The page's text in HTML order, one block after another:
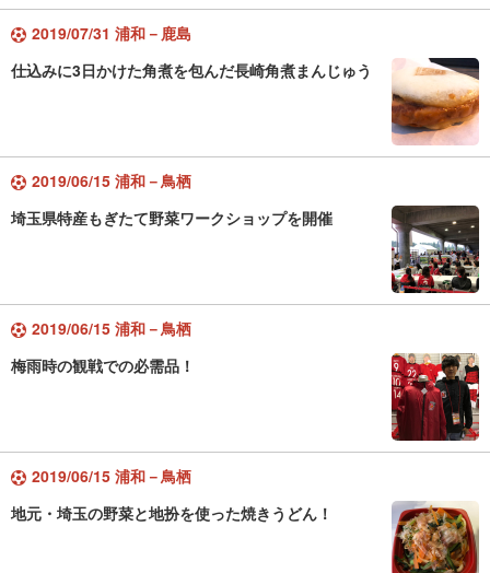
2019/07/31 浦和－鹿島
仕込みに3日かけた角煮を包んだ長崎角煮まんじゅう
2019/06/15 浦和－鳥栖
埼玉県特産もぎたて野菜ワークショップを開催
2019/06/15 浦和－鳥栖
梅雨時の観戦での必需品！
2019/06/15 浦和－鳥栖
地元・埼玉の野菜と地扮を使った焼きうどん！